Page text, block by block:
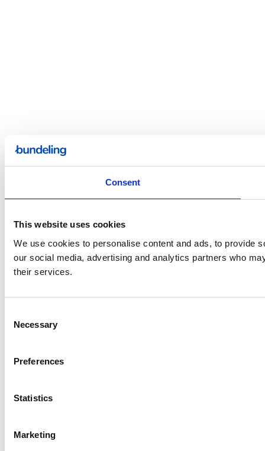
Consent
This website uses cookies
We use cookies to personalise content and ads, to provide
our social media, advertising and analytics partners who
their services.
Selection
Necessary
Preferences
Statistics
Marketing